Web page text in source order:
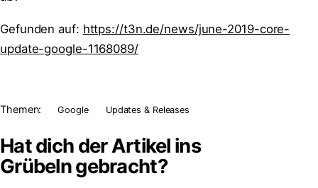
Gefunden auf: https://t3n.de/news/june-2019-core-
update-google-1168089/
Themen: Google Updates & Releases
Hat dich der Artikel ins
Grübelngebracht?